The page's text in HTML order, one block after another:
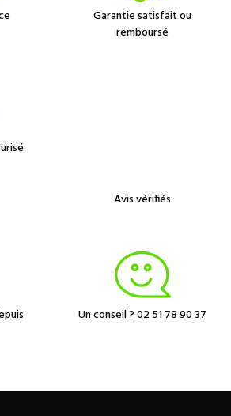
Garantie satisfait ou
remboursé
Avis vérifiés
Un conseil ? 02 51 78 90 37